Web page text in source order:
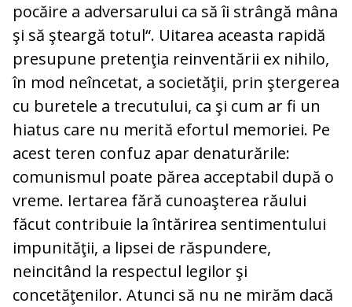
pocăire a adversarului ca să îi strângă mâna
şi să şteargă totul“. Uitarea aceasta rapidă
presupune pretenţia reinventării ex nihilo,
în mod neîncetat, a societăţii, prin ştergerea
cu buretele a trecutului, ca şi cum ar fi un
hiatus care nu merită efortul memoriei. Pe
acest teren confuz apar denaturările:
comunismul poate părea acceptabil după o
vreme. Iertarea fără cunoaşterea răului
făcut contribuie la întărirea sentimentului
impunităţii, a lipsei de răspundere,
neincitând la respectul legilor şi
concetăţenilor. Atunci să nu ne mirăm dacă